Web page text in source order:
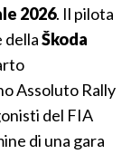
2026. Il pilota
dellaŠkoda
Assoluto Rally
del FIA
di una gara